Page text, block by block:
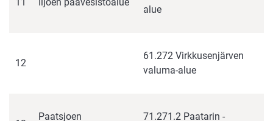
alue
12
61.272 Virkkusenjärven
valuma-alue
Paatsjoen
71.271.2 Paatarin -